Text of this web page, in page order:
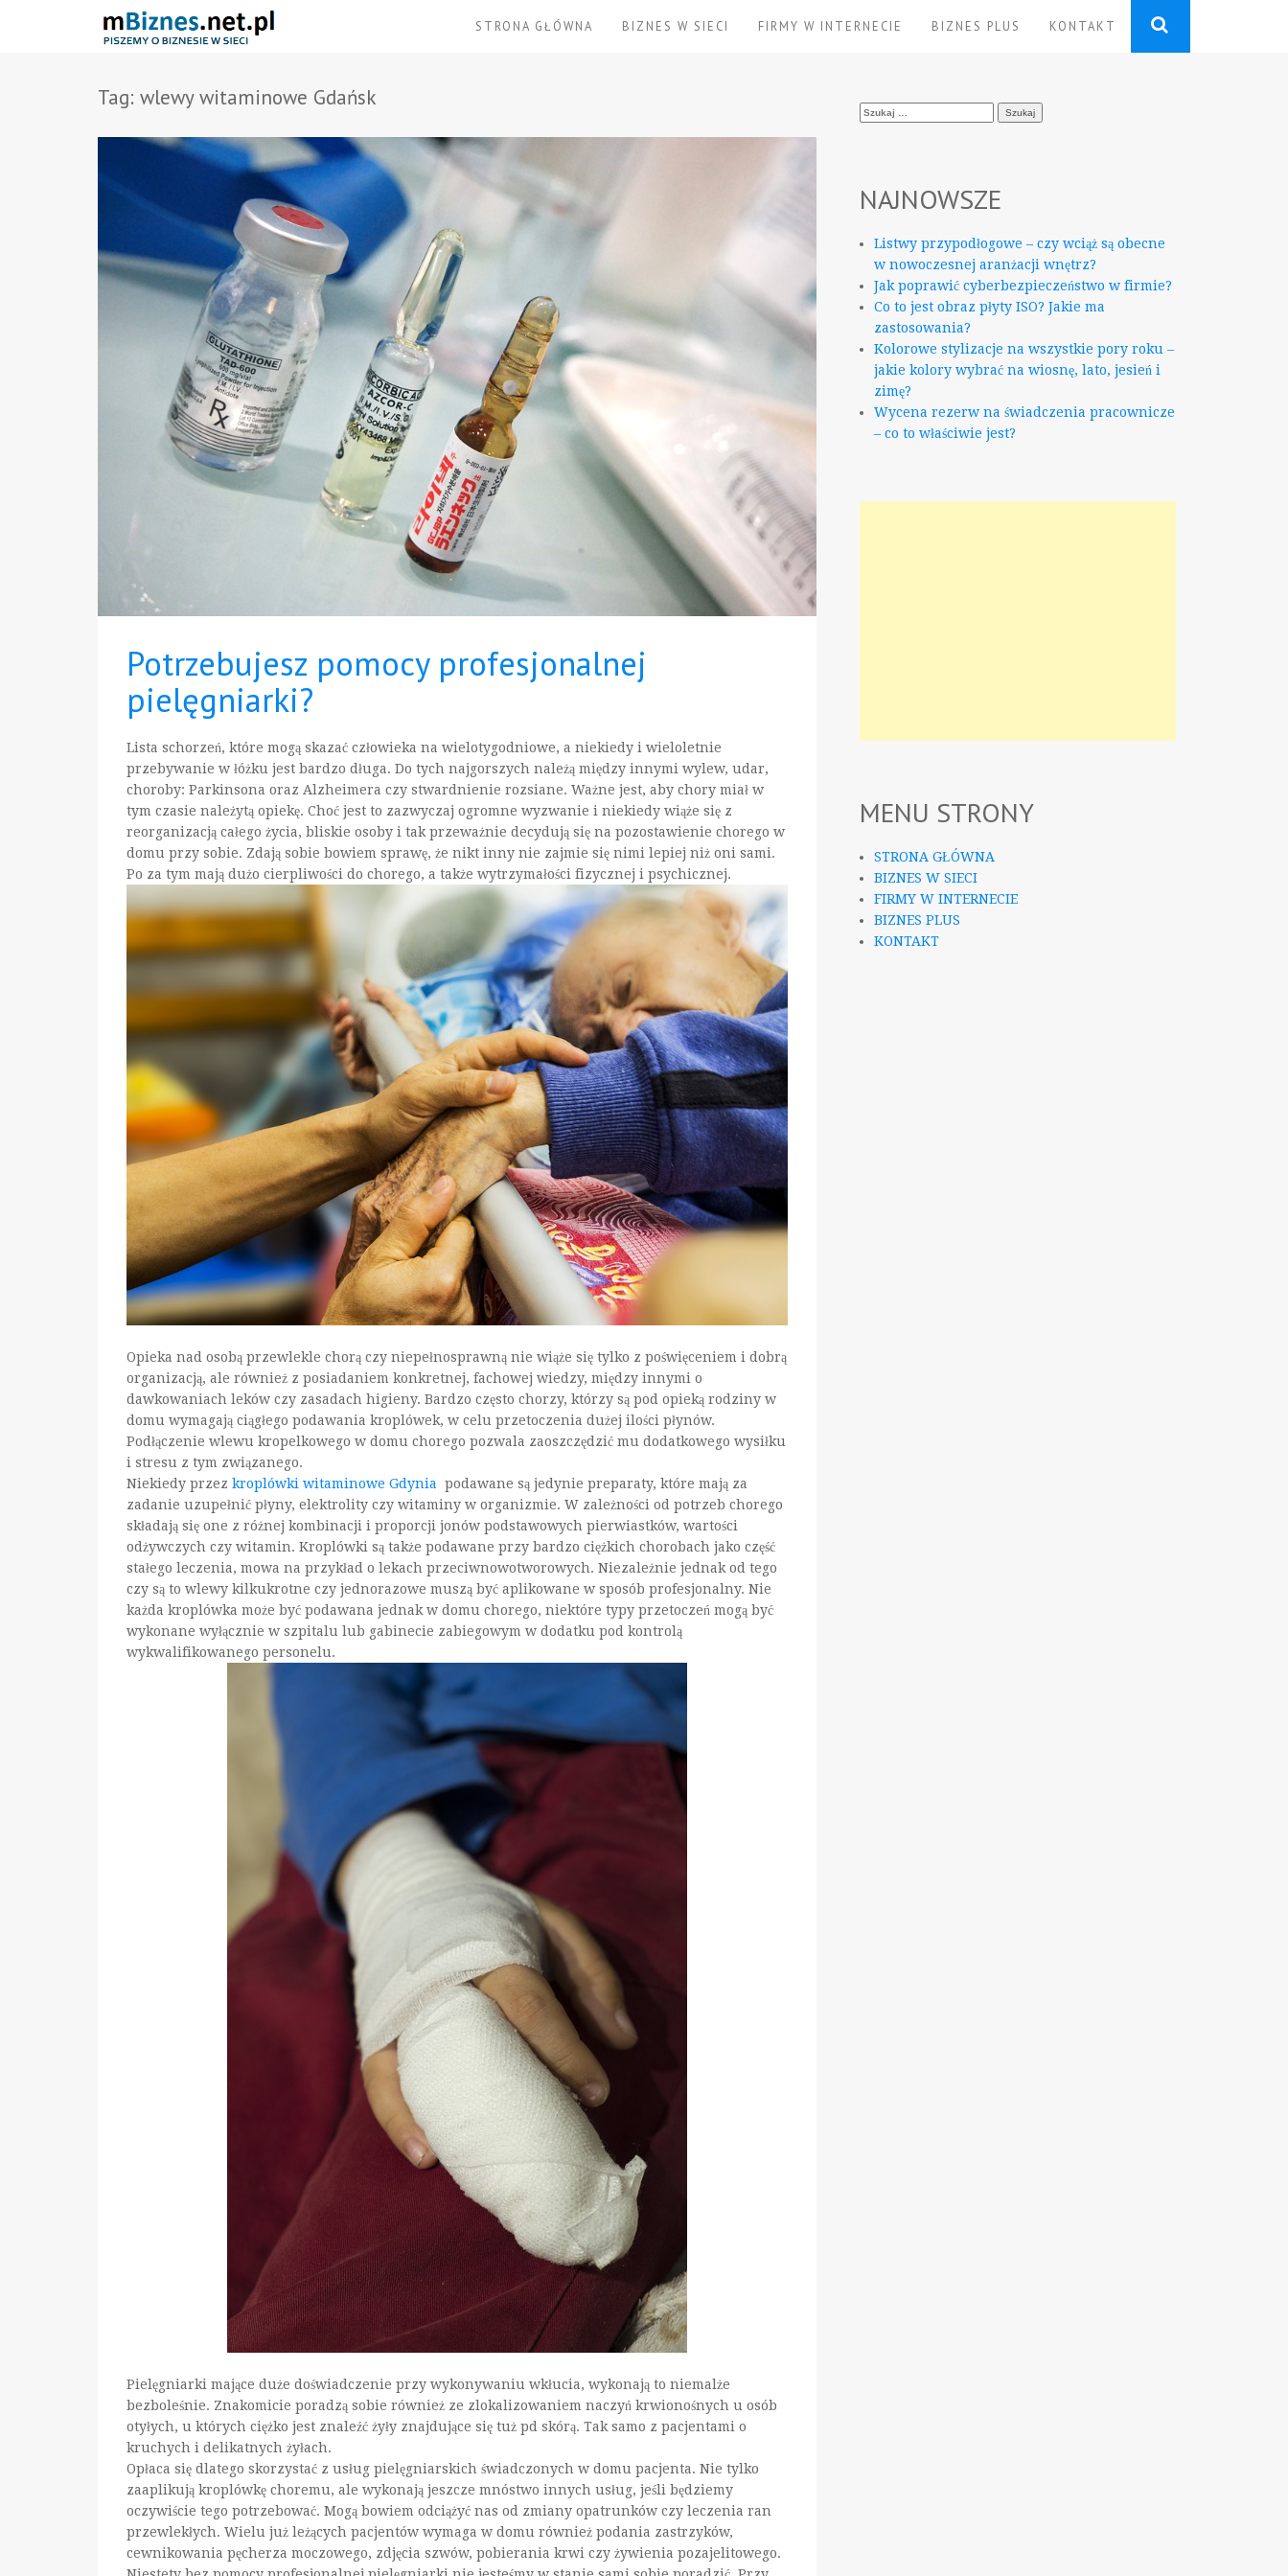
STRONA GŁÓWNA BIZNES W SIECI FIRMY W INTERNECIE BIZNES PLUS KONTAKT
Tag: wlewy witaminowe Gdańsk
Potrzebujesz pomocy profesjonalnej
pielęgniarki?
Lista schorzeń, które mogą skazać człowieka na wielotygodniowe, a niekiedy i wieloletnie
przebywanie w łóżku jest bardzo długa. Do tych najgorszych należą między innymi wylew, udar,
choroby: Parkinsona oraz Alzheimera czy stwardnienie rozsiane. Ważne jest, aby chory miał w
tym czasie należytą opiekę. Choć jest to zazwyczaj ogromne wyzwanie i niekiedy wiąże się z
reorganizacją całego życia, bliskie osoby i tak przeważnie decydują się na pozostawienie chorego w
domu przy sobie. Zdają sobie bowiem sprawę, że nikt inny nie zajmie się nimi lepiej niż oni sami.
Po za tym mają dużo cierpliwości do chorego, a także wytrzymałości fizycznej i psychicznej.
Opieka nad osobą przewlekle chorą czy niepełnosprawną nie wiąże się tylko z poświęceniem i dobrą
organizacją, ale również z posiadaniem konkretnej, fachowej wiedzy, między innymi o
dawkowaniach leków czy zasadach higieny. Bardzo często chorzy, którzy są pod opieką rodziny w
domu wymagają ciągłego podawania kroplówek, w celu przetoczenia dużej ilości płynów.
Podłączenie wlewu kropelkowego w domu chorego pozwala zaoszczędzić mu dodatkowego wysiłku
i stresu z tym związanego.
Niekiedy przez kroplówki witaminowe Gdynia podawane są jedynie preparaty, które mają za
zadanie uzupełnić płyny, elektrolity czy witaminy w organizmie. W zależności od potrzeb chorego
składają się one z różnej kombinacji i proporcji jonów podstawowych pierwiastków, wartości
odżywczych czy witamin. Kroplówki są także podawane przy bardzo ciężkich chorobach jako część
stałego leczenia, mowa na przykład o lekach przeciwnowotworowych. Niezależnie jednak od tego
czy są to wlewy kilkukrotne czy jednorazowe muszą być aplikowane w sposób profesjonalny. Nie
każda kroplówka może być podawana jednak w domu chorego, niektóre typy przetoczeń mogą być
wykonane wyłącznie w szpitalu lub gabinecie zabiegowym w dodatku pod kontrolą
wykwalifikowanego personelu.
Pielęgniarki mające duże doświadczenie przy wykonywaniu wkłucia, wykonają to niemalże
bezboleśnie. Znakomicie poradzą sobie również ze zlokalizowaniem naczyń krwionośnych u osób
otyłych, u których ciężko jest znaleźć żyły znajdujące się tuż pd skórą. Tak samo z pacjentami o
kruchych i delikatnych żyłach.
Opłaca się dlatego skorzystać z usług pielęgniarskich świadczonych w domu pacjenta. Nie tylko
zaaplikują kroplówkę choremu, ale wykonają jeszcze mnóstwo innych usług, jeśli będziemy
oczywiście tego potrzebować. Mogą bowiem odciążyć nas od zmiany opatrunków czy leczenia ran
przewlekłych. Wielu już leżących pacjentów wymaga w domu również podania zastrzyków,
cewnikowania pęcherza moczowego, zdjęcia szwów, pobierania krwi czy żywienia pozajelitowego.
Szukaj:
NAJNOWSZE
Listwy przypodłogowe – czy wciąż są obecne
w nowoczesnej aranżacji wnętrz?
Jak poprawić cyberbezpieczeństwo w firmie?
Co to jest obraz płyty ISO? Jakie ma
zastosowania?
Kolorowe stylizacje na wszystkie pory roku –
jakie kolory wybrać na wiosnę, lato, jesień i
zimę?
Wycena rezerw na świadczenia pracownicze
– co to właściwie jest?
MENU STRONY
STRONA GŁÓWNA
BIZNES W SIECI
FIRMY W INTERNECIE
BIZNES PLUS
KONTAKT